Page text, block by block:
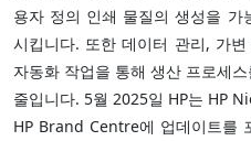
용자 정의 인쇄 물질의 생성을
시킵니다. 또한 데이터 관리, 가
자동화 작업을 통해 생산 프로세
줄입니다. 5월 2025일 HP는 HP
HP Brand Centre에 업데이트를